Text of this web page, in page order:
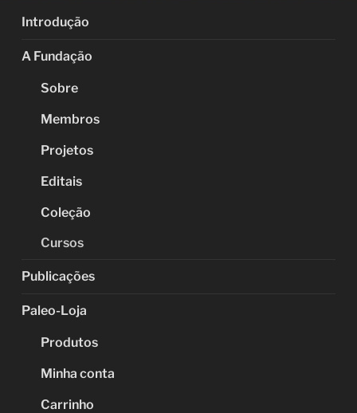
Introdução
A Fundação
Sobre
Membros
Projetos
Editais
Coleção
Cursos
Publicações
Paleo-Loja
Produtos
Minha conta
Carrinho